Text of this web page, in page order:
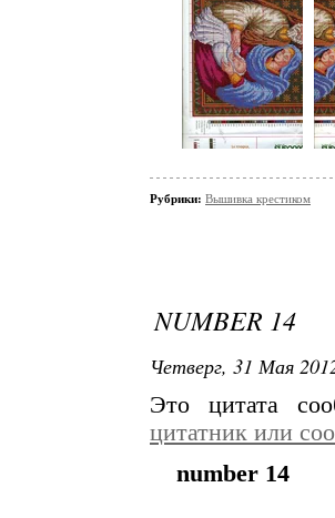
Рубрики: Вышивка крестиком
NUMBER 14
Четверг, 31 Мая
Это цитата
цитатник или
number 14